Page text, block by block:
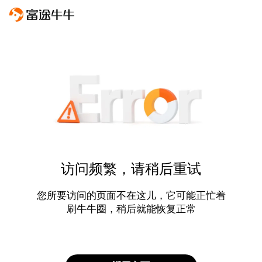
访问频繁，请稍后重试
您所要访问的页面不在这儿，它可能正忙着
刷牛牛圈，稍后就能恢复正常